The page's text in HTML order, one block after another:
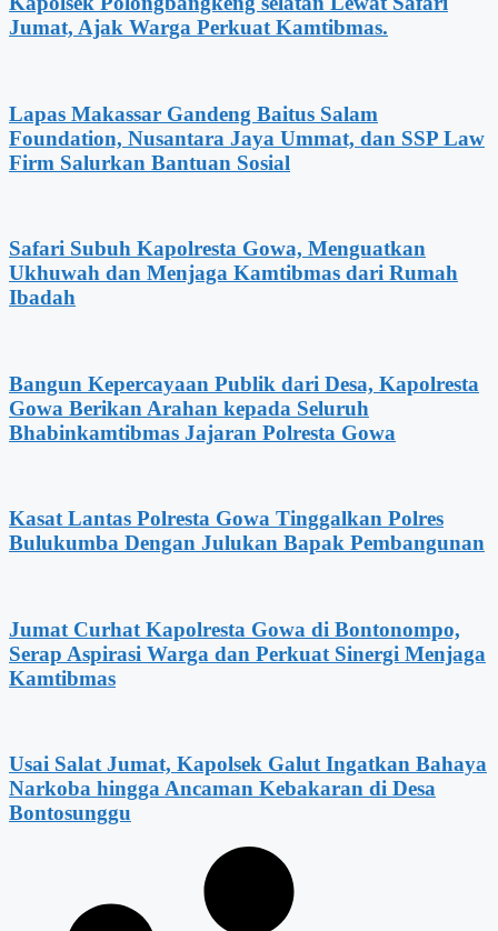
Jumat, Ajak Warga Perkuat Kamtibmas.
Lapas Makassar Gandeng Baitus Salam
Foundation, Nusantara Jaya Ummat, dan SSP Law
Firm Salurkan Bantuan Sosial
Safari Subuh Kapolresta Gowa, Menguatkan
Ukhuwah dan Menjaga Kamtibmas dari Rumah
Ibadah
Bangun Kepercayaan Publik dari Desa, Kapolresta
Gowa Berikan Arahan kepada Seluruh
Bhabinkamtibmas Jajaran Polresta Gowa
Kasat Lantas Polresta Gowa Tinggalkan Polres
Bulukumba Dengan Julukan Bapak Pembangunan
Jumat Curhat Kapolresta Gowa di Bontonompo,
Serap Aspirasi Warga dan Perkuat Sinergi Menjaga
Kamtibmas
Usai Salat Jumat, Kapolsek Galut Ingatkan Bahaya
Narkoba hingga Ancaman Kebakaran di Desa
Bontosunggu